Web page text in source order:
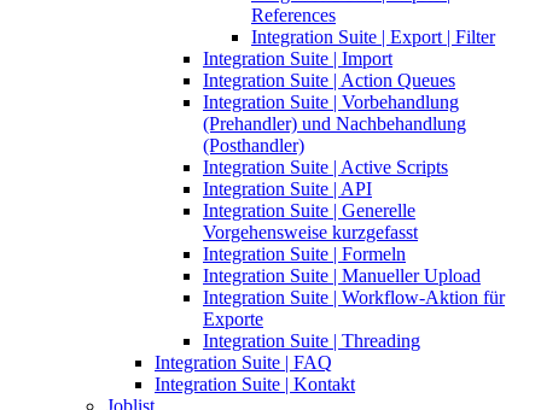
References
Integration Suite | Export | Filter
Integration Suite | Import
Integration Suite | Action Queues
Integration Suite | Vorbehandlung
(Prehandler) und Nachbehandlung
(Posthandler)
Integration Suite | Active Scripts
Integration Suite | API
Integration Suite | Generelle
Vorgehensweise kurzgefasst
Integration Suite | Formeln
Integration Suite | Manueller Upload
Integration Suite | Workflow-Aktion für
Exporte
Integration Suite | Threading
Integration Suite | FAQ
Integration Suite | Kontakt
Joblist